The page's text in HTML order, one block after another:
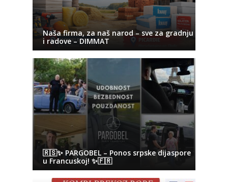
Naša firma, za naš narod – sve za gradnju
i radove – DIMMAT
🇷🇸✨ PARGOBEL – Ponos srpske dijaspore
u Francuskoj! ✨🇫🇷